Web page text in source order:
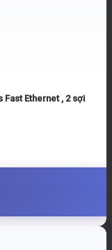
Fast Ethernet , 2 sợi